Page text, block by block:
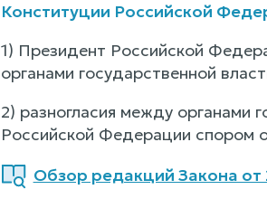
Конституции Российской
1) Президент Российской
органами государственной
2) разногласия между органами
Российской Федерации спором
Обзор редакций Закона от